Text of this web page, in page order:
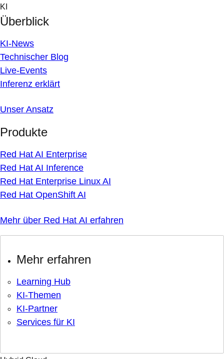
Skip
to
content
KI
Überblick
KI-News
Technischer Blog
Live-Events
Inferenz erklärt
Unser Ansatz
Produkte
Red Hat AI Enterprise
Red Hat AI Inference
Red Hat Enterprise Linux AI
Red Hat OpenShift AI
Mehr über Red Hat AI erfahren
Mehr erfahren
Learning Hub
KI-Themen
KI-Partner
Services für KI